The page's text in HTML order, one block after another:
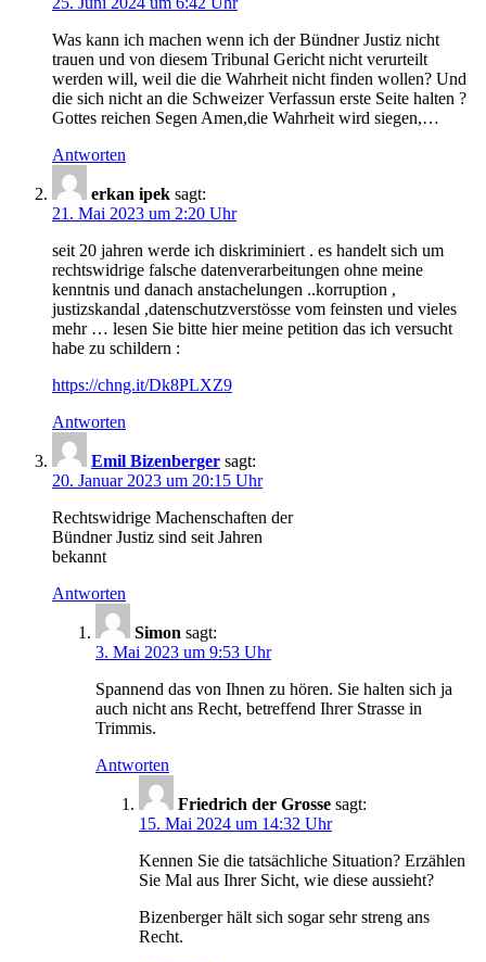
Was kann ich machen wenn ich der Bündner Justiz nicht
trauen und von diesem Tribunal Gericht nicht verurteilt
werden will, weil die die Wahrheit nicht finden wollen? Und
die sich nicht an die Schweizer Verfassun erste Seite halten ?
Gottes reichen Segen Amen,die Wahrheit wird siegen,…
Antworten
erkan ipek sagt:
21. Mai 2023 um 2:20 Uhr
seit 20 jahren werde ich diskriminiert . es handelt sich um
rechtswidrige falsche datenverarbeitungen ohne meine
kenntnis und danach anstachelungen ..korruption ,
justizskandal ,datenschutzverstösse vom feinsten und vieles
mehr … lesen Sie bitte hier meine petition das ich versucht
habe zu schildern :
https://chng.it/Dk8PLXZ9
Antworten
Emil Bizenberger sagt:
20. Januar 2023 um 20:15 Uhr
Rechtswidrige Machenschaften der
Bündner Justiz sind seit Jahren
bekannt
Antworten
Simon sagt:
3. Mai 2023 um 9:53 Uhr
Spannend das von Ihnen zu hören. Sie halten sich ja
auch nicht ans Recht, betreffend Ihrer Strasse in
Trimmis.
Antworten
Friedrich der Grosse sagt:
15. Mai 2024 um 14:32 Uhr
Kennen Sie die tatsächliche Situation? Erzählen
Sie Mal aus Ihrer Sicht, wie diese aussieht?
Bizenberger hält sich sogar sehr streng ans
Recht.